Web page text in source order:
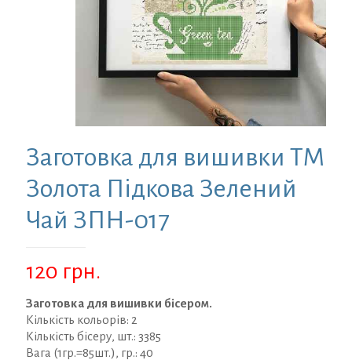
Заготовка для вишивки ТМ
Золота Підкова Зелений
Чай ЗПН-017
120 грн.
Заготовка для вишивки бісером.
Кількість кольорів: 2
Кількість бісеру, шт.: 3385
Вага (1гр.=85шт.), гр.: 40